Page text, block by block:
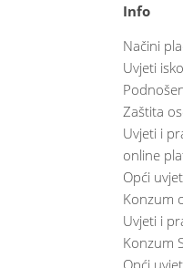
Info
Načini
Uvjeti
Zaštita
Uvjeti i
online
Opći
Konzum
Uvjeti i
Konzum
Opći